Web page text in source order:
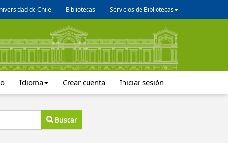
de Chile Bibliotecas Servicios de Bibliotecas
Idioma Crear cuenta Iniciar sesión
Buscar